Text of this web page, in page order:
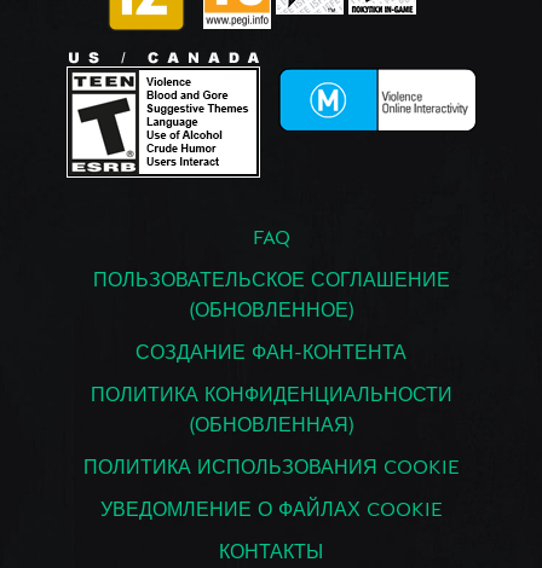
FAQ
ПОЛЬЗОВАТЕЛЬСКОЕ СОГЛАШЕНИЕ
(ОБНОВЛЕННОЕ)
СОЗДАНИЕ ФАН-КОНТЕНТА
ПОЛИТИКА КОНФИДЕНЦИАЛЬНОСТИ
(ОБНОВЛЕННАЯ)
ПОЛИТИКА ИСПОЛЬЗОВАНИЯ COOKIE
УВЕДОМЛЕНИЕ О ФАЙЛАХ COOKIE
КОНТАКТЫ